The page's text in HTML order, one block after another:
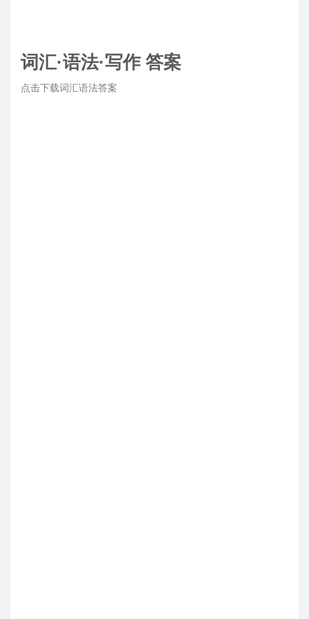
词汇·语法·写作 答案
点击下载词汇语法答案